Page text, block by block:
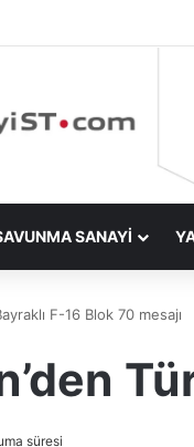
SANAYİ
F-16 Blok 70 mesajı
süresi